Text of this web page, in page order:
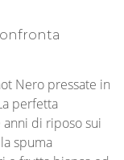
Nero pressate in
perfetta
di riposo sui
spuma